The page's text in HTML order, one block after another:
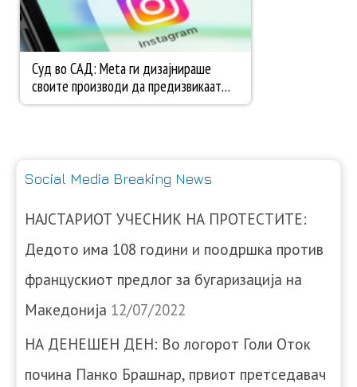
Social Media Breaking News
НАЈСТАРИОТ УЧЕСНИК НА ПРОТЕСТИТЕ:
Дедото има 108 години и поодршка против
францускиот предлог за бугаризација на
Македонија 12/07/2022
НА ДЕНЕШЕН ДЕН: Во логорот Голи Оток
почина Панко Брашнар, првиот претседавач